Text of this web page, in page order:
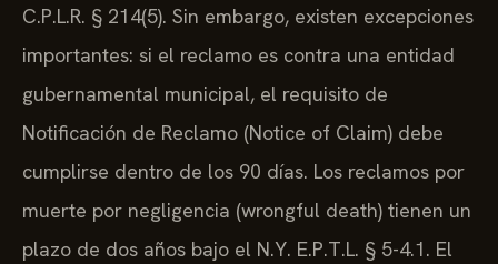
C.P.L.R. § 214(5). Sin embargo, existen excepciones
importantes: si el reclamo es contra una entidad
gubernamental municipal, el requisito de
Notificación de Reclamo (Notice of Claim) debe
cumplirse dentro de los 90 días. Los reclamos por
muerte por negligencia (wrongful death) tienen un
plazo de dos años bajo el N.Y. E.P.T.L. § 5-4.1. El